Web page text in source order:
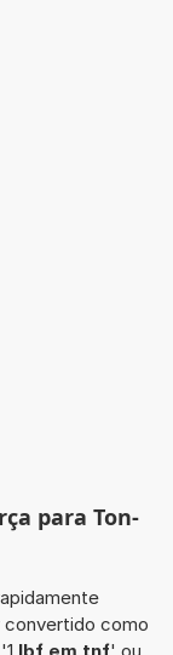
para Ton-
convertido como
lbf em tnf' ou